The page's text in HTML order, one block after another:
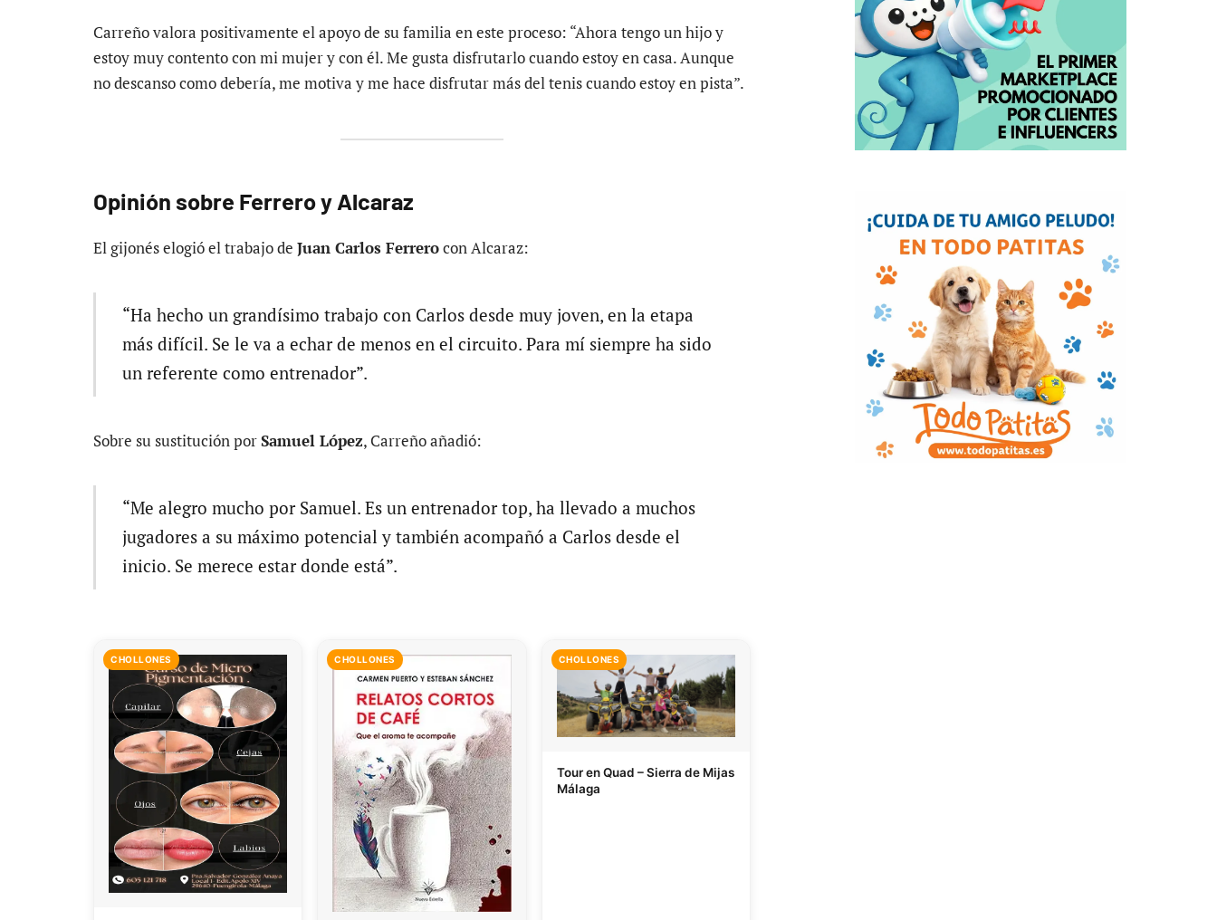
Carreño valora positivamente el apoyo de su familia en este proceso: “Ahora tengo un hijo y
estoy muy contento con mi mujer y con él. Me gusta disfrutarlo cuando estoy en casa. Aunque
no descanso como debería, me motiva y me hace disfrutar más del tenis cuando estoy en pista”.
Opinión sobre Ferrero y Alcaraz
El gijonés elogió el trabajo de Juan Carlos Ferrerocon Alcaraz:
“Ha hecho un grandísimo trabajo con Carlos desde muy joven, en la etapa
más difícil. Se le va a echar de menos en el circuito. Para mí siempre ha sido
un referente como entrenador”.
Sobre su sustitución porSamuel López, Carreño añadió:
“Me alegro mucho por Samuel. Es un entrenador top, ha llevado a muchos
jugadores a su máximo potencial y también acompañó a Carlos desde el
inicio. Se merece estar donde está”.
CHOLLONES CHOLLONES CHOLLONES
Tour en Quad – Sierra de Mijas
Málaga